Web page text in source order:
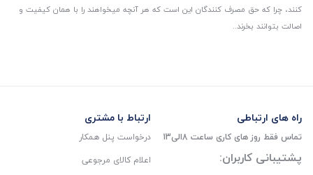
کنند، چرا که حق مصرف کنندگان این است که هر آنچه میخواهند را با همان کیفیت و
اصالت بتوانند بخرند..
راه های ارتباطی
تماس فقط روز های کاری ساعت 8الی13
پشتیبانی کاربران:
ارتباط با مشتری
درخواست پنل همکار
اعلام کالای مرجوعی